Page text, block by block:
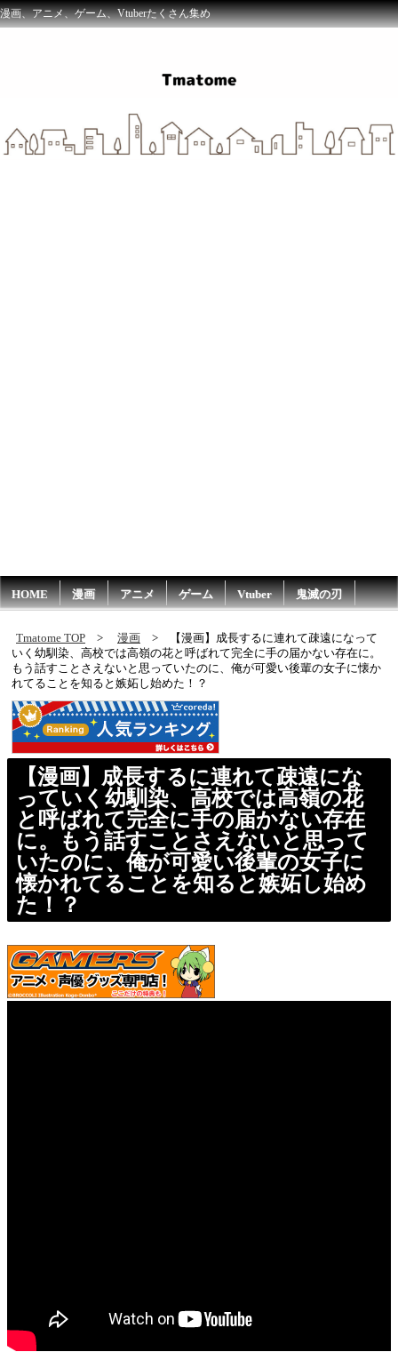
漫画、アニメ、ゲーム、Vtuberたくさん集め
HOME 漫画 アニメ ゲーム Vtuber 鬼滅の刃
Tmatome TOP 漫画
【漫画】成長するに連れて疎遠になって
いく幼馴染、高校では高嶺の花と呼ばれて完全に手の届かない存在に。
もう話すことさえないと思っていたのに、俺が可愛い後輩の女子に懐か
れてることを知ると嫉妬し始めた！？
【漫画】成長するに連れて疎遠にな
っていく幼馴染、高校では高嶺の花
と呼ばれて完全に手の届かない存在
に。もう話すことさえないと思って
いたのに、俺が可愛い後輩の女子に
懐かれてることを知ると嫉妬し始め
た！？